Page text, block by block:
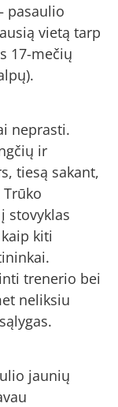
pasaulio
vietą tarp
17-mečių
neprasti.
ir
tiesą sakant,
stovyklas
kiti
trenerio bei
neliksiu
jaunių